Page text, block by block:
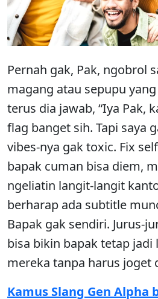
Pernah gak, Pak, ngobrol
magang atau sepupu
terus dia jawab, “Iya Pak,
flag banget sih. Tapi saya
vibes-nya gak toxic. Fix
bapak cuman bisa diem,
ngeliatin langit-langit
berharap ada subtitle
Bapak gak sendiri. Jurus-
bisa bikin bapak tetap jadi
mereka tanpa harus joget
Kamus Slang Gen Alpha